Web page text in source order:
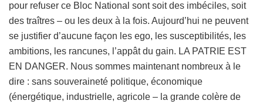
pour refuser ce Bloc National sont soit des imbéciles, soit
des traîtres – ou les deux à la fois. Aujourd’hui ne peuvent
se justifier d’aucune façon les ego, les susceptibilités, les
ambitions, les rancunes, l’appât du gain. LA PATRIE EST
EN DANGER. Nous sommes maintenant nombreux à le
dire : sans souveraineté politique, économique
(énergétique, industrielle, agricole – la grande colère de